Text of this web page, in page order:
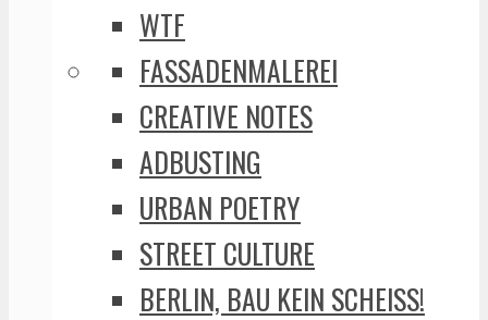
WTF
FASSADENMALEREI
CREATIVE NOTES
ADBUSTING
URBAN POETRY
STREET CULTURE
BERLIN, BAU KEIN SCHEISS!